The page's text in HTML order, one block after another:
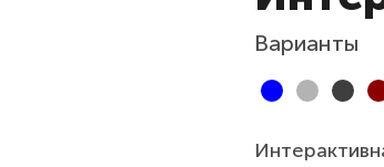
Варианты